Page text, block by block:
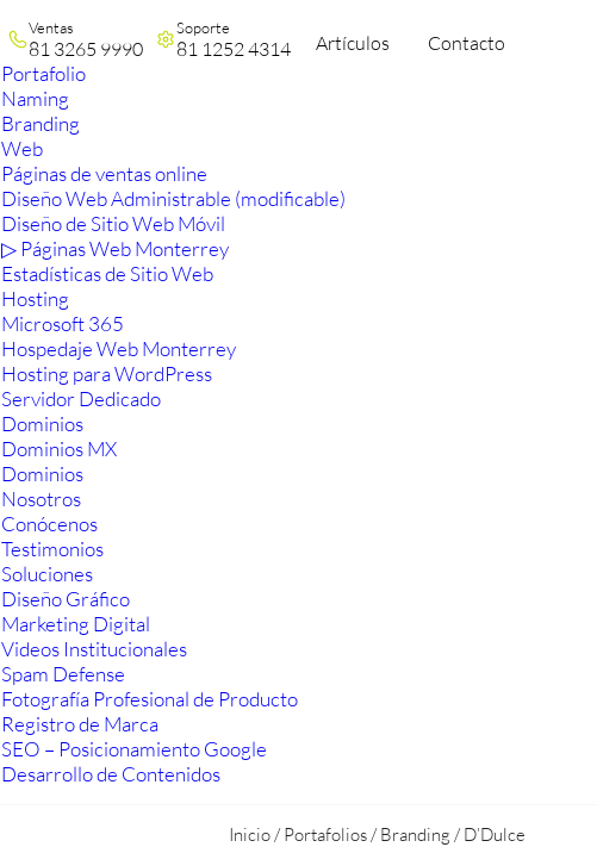
Ventas
81 3265 9990
Soporte
81 1252 4314 Artículos Contacto
Portafolio
Naming
Branding
Web
Páginas de ventas online
Diseño Web Administrable (modificable)
Diseño de Sitio Web Móvil
▷ Páginas Web Monterrey
Estadísticas de Sitio Web
Hosting
Microsoft 365
Hospedaje Web Monterrey
Hosting para WordPress
Servidor Dedicado
Dominios
Dominios MX
Dominios
Nosotros
Conócenos
Testimonios
Soluciones
Diseño Gráfico
Marketing Digital
Videos Institucionales
Spam Defense
Fotografía Profesional de Producto
Registro de Marca
SEO – Posicionamiento Google
Desarrollo de Contenidos
Inicio/Portafolios/Branding /D’Dulce